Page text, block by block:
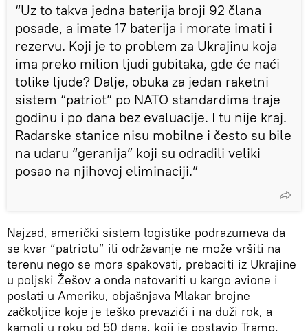
“Uz to takva jedna baterija broji 92 člana
posade, a imate 17 baterija i morate imati i
rezervu. Koji je to problem za Ukrajinu koja
ima preko milion ljudi gubitaka, gde će naći
tolike ljude? Dalje, obuka za jedan raketni
sistem “patriot” po NATO standardima traje
godinu i po dana bez evaluacije. I tu nije kraj.
Radarske stanice nisu mobilne i često su bile
na udaru “geranija” koji su odradili veliki
posao na njihovoj eliminaciji.”
Najzad, američki sistem logistike podrazumeva da
se kvar “patriotu” ili održavanje ne može vršiti na
terenu nego se mora spakovati, prebaciti iz Ukrajine
u poljski Žešov a onda natovariti u kargo avione i
poslati u Ameriku, objašnjava Mlakar brojne
začkoljice koje je teško prevazići i na duži rok, a
kamoli u roku od 50 dana, koji je postavio Tramp.